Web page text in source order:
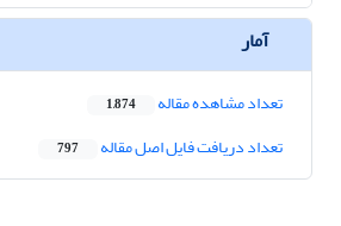
آمار
تعداد مشاهده مقاله 1,874
تعداد دریافت فایل اصل مقاله 797